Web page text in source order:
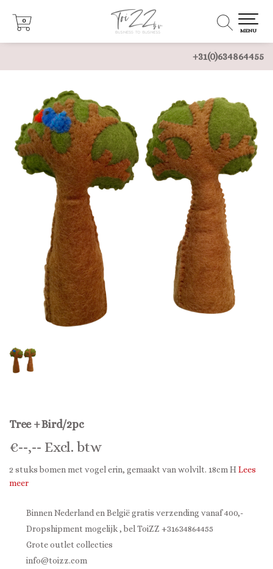
+31(0)634864455
0
0
MENU
Tree + Bird/2pc
€--,-- Excl. btw
2 stuks bomen met vogel erin, gemaakt van wolvilt. 18cm HLees
meer
Binnen Nederland en België gratis verzending vanaf 400,-
Dropshipment mogelijk , bel ToiZZ +31634864455
Grote outlet collecties
info@toizz.com